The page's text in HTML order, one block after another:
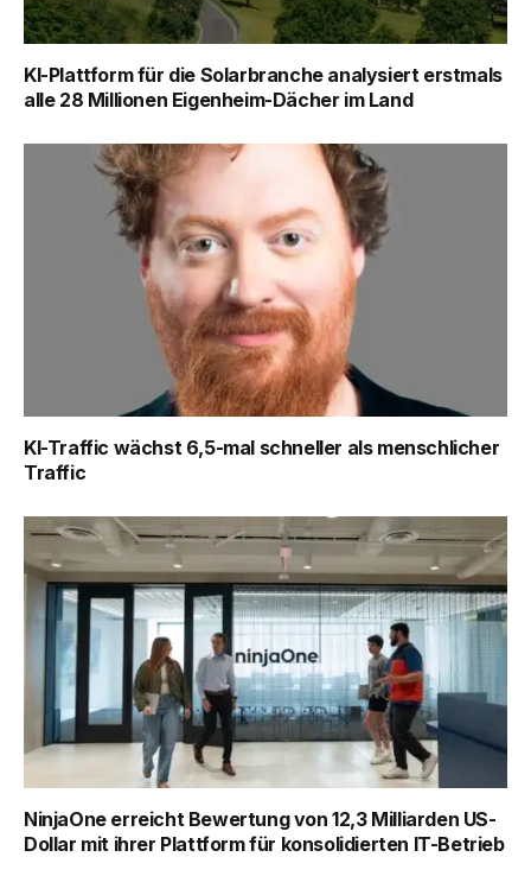
KI-Plattform für die Solarbranche analysiert erstmals
alle 28 Millionen Eigenheim-Dächer im Land
KI-Traffic wächst 6,5-mal schneller als menschlicher
Traffic
NinjaOne erreicht Bewertung von 12,3 Milliarden US-
Dollar mit ihrer Plattform für konsolidierten IT-Betrieb